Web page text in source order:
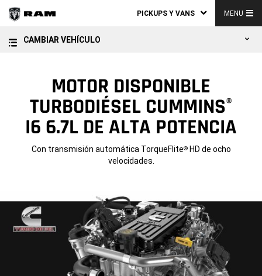
PICKUPS Y VANS MENU
CAMBIAR VEHÍCULO
MOTOR DISPONIBLE
TURBODIÉSEL CUMMINS®
I6 6.7L DE ALTA POTENCIA
Con transmisión automática TorqueFlite®HD de ocho
velocidades.